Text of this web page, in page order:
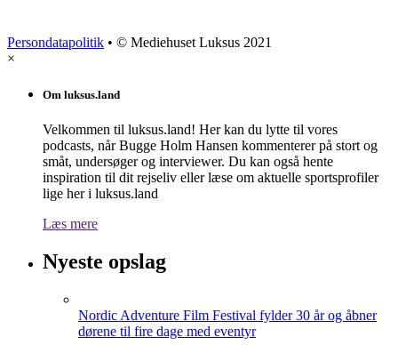
Persondatapolitik • © Mediehuset Luksus 2021
×
Om luksus.land
Velkommen til luksus.land! Her kan du lytte til vores
podcasts, når Bugge Holm Hansen kommenterer på stort og
småt, undersøger og interviewer. Du kan også hente
inspiration til dit rejseliv eller læse om aktuelle sportsprofiler
lige her i luksus.land
Læs mere
Nyeste opslag
Nordic Adventure Film Festival fylder 30 år og åbner
dørene til fire dage med eventyr